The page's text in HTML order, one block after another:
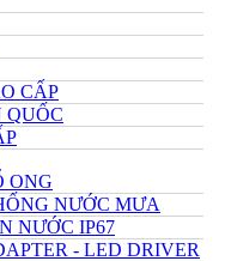
CẤP
ONG
NƯỚC MƯA
NƯỚC IP67
- LED DRIVER